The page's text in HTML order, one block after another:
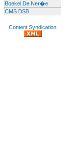
Boekel De Ner�e
CMS DSB
Content Syndication